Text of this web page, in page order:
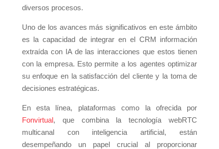
diversos procesos.
Uno de los avances más significativos en este ámbito
es la capacidad de integrar en el CRM información
extraída con IA de las interacciones que estos tienen
con la empresa. Esto permite a los agentes optimizar
su enfoque en la satisfacción del cliente y la toma de
decisiones estratégicas.
En esta línea, plataformas como la ofrecida por
Fonvirtual, que combina la tecnología webRTC
multicanal con inteligencia artificial, están
desempeñando un papel crucial al proporcionar